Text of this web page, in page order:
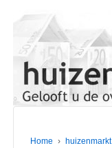
Home › huizenmarkt